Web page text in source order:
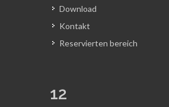
Download
Kontakt
Reservierten bereich
12